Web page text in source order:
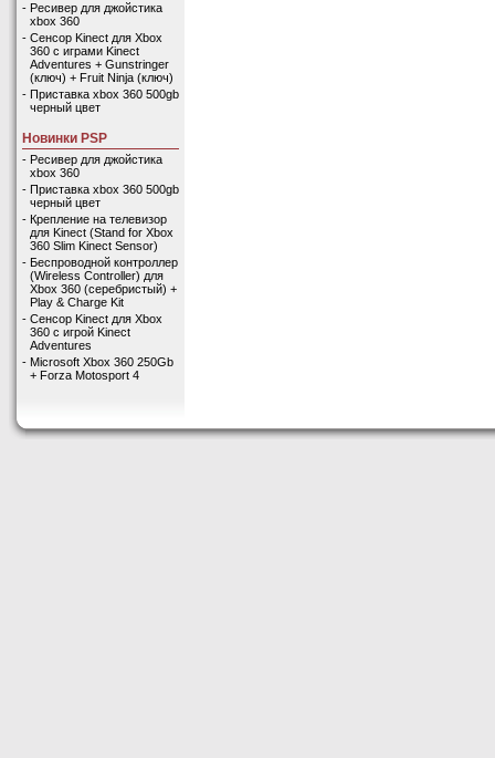
- Ресивер для джойстика
xbox 360
- Сенсор Kinect для Xbox
360 с играми Kinect
Adventures + Gunstringer
(ключ) + Fruit Ninja (ключ)
- Приставка xbox 360 500gb
черный цвет
Новинки PSP
- Ресивер для джойстика
xbox 360
- Приставка xbox 360 500gb
черный цвет
- Крепление на телевизор
для Kinect (Stand for Xbox
360 Slim Kinect Sensor)
- Беспроводной контроллер
(Wireless Controller) для
Xbox 360 (серебристый) +
Play & Charge Kit
- Сенсор Kinect для Xbox
360 с игрой Kinect
Adventures
- Microsoft Xbox 360 250Gb
+ Forza Motosport 4